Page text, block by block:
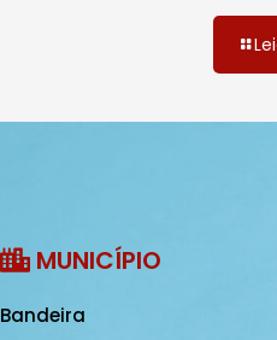
MUNICÍPIO
Bandeira